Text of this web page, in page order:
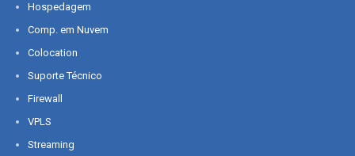
Hospedagem
Comp. em Nuvem
Colocation
Suporte Técnico
Firewall
VPLS
Streaming